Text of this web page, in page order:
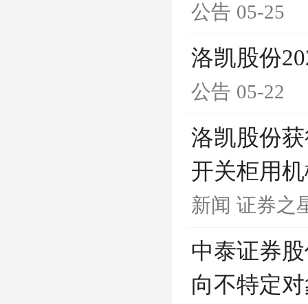
公告 05-25
洛凯股份
公告 05-22
洛凯股份
开关柜用
新闻 证券之
中泰证券
向不特定